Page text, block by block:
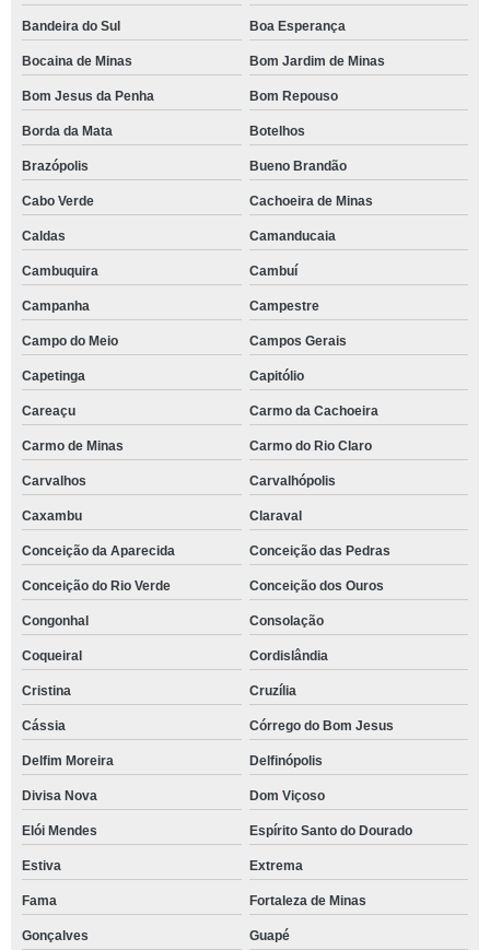
Bandeira do Sul Boa Esperança
Bocaina de Minas Bom Jardim de Minas
Bom Jesus da Penha Bom Repouso
Borda da Mata Botelhos
Brazópolis Bueno Brandão
Cabo Verde Cachoeira de Minas
Caldas Camanducaia
Cambuquira Cambuí
Campanha Campestre
Campo do Meio Campos Gerais
Capetinga Capitólio
Careaçu Carmo da Cachoeira
Carmo de Minas Carmo do Rio Claro
Carvalhos Carvalhópolis
Caxambu Claraval
Conceição da Aparecida Conceição das Pedras
Conceição do Rio Verde Conceição dos Ouros
Congonhal Consolação
Coqueiral Cordislândia
Cristina Cruzília
Cássia Córrego do Bom Jesus
Delfim Moreira Delfinópolis
Divisa Nova Dom Viçoso
Elói Mendes Espírito Santo do Dourado
Estiva Extrema
Fama Fortaleza de Minas
Gonçalves Guapé